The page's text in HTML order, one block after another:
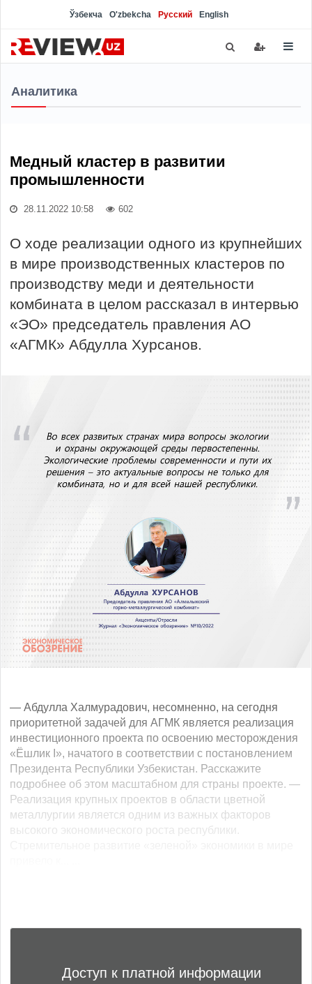
Ўзбекча O'zbekcha Русский English
Аналитика
Медный кластер в развитии
промышленности
28.11.2022 10:58 602
О ходе реализации одного из крупнейших
в мире производственных кластеров по
производству меди и деятельности
комбината в целом рассказал в интервью
«ЭО» председатель правления АО
«АГМК» Абдулла Хурсанов.
— Абдулла Халмурадович, несомненно, на сегодня
приоритетной задачей для АГМК является реализация
инвестиционного проекта по освоению месторождения
«Ёшлик I», начатого в соответствии с постановлением
Президента Республики Узбекистан. Расскажите
подробнее об этом масштабном для страны проекте. —
Реализация крупных проектов в области цветной
металлургии является одним из важных факторов
высокого экономического роста республики.
Доступ к платной информации